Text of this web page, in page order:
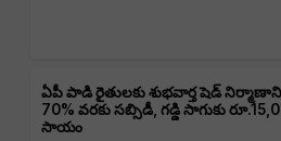
ఏపీ పాడి రైతులకు శుభవార్త షెడ్
70% వరకు సబ్సిడీ, గడ్డి సాగుకు
సాయం